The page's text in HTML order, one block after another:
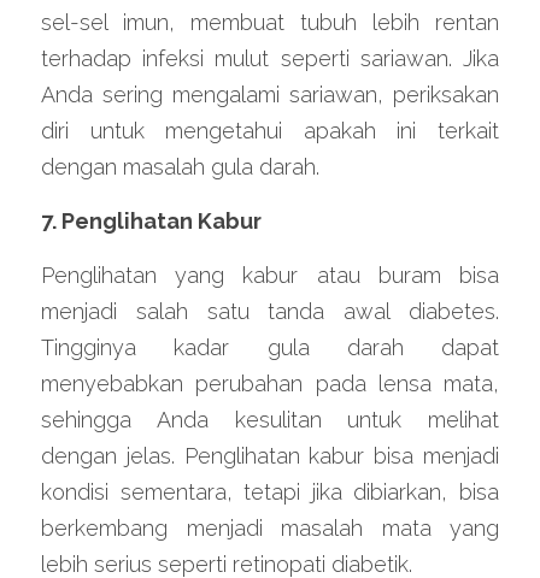
sel-sel imun, membuat tubuh lebih rentan
terhadap infeksi mulut seperti sariawan. Jika
Anda sering mengalami sariawan, periksakan
diri untuk mengetahui apakah ini terkait
dengan masalah gula darah.
7. Penglihatan Kabur
Penglihatan yang kabur atau buram bisa
menjadi salah satu tanda awal diabetes.
Tingginya kadar gula darah dapat
menyebabkan perubahan pada lensa mata,
sehingga Anda kesulitan untuk melihat
dengan jelas. Penglihatan kabur bisa menjadi
kondisi sementara, tetapi jika dibiarkan, bisa
berkembang menjadi masalah mata yang
lebih serius seperti retinopati diabetik.